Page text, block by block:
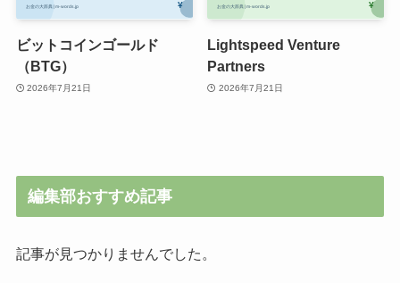
ビットコインゴールド
（BTG）
2026年7月21日
Lightspeed Venture
Partners
2026年7月21日
編集部おすすめ記事
記事が見つかりませんでした。